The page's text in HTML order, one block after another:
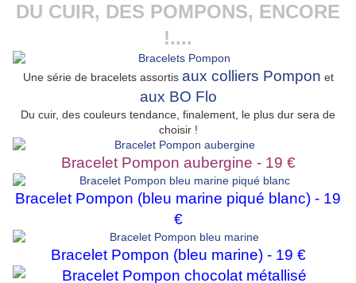
DU CUIR, DES POMPONS, ENCORE
!....
Une série de bracelets assortis aux colliers Pompon et
aux BO Flo
Du cuir, des couleurs tendance, finalement, le plus dur sera de
choisir !
Bracelet Pompon aubergine - 19 €
Bracelet Pompon (bleu marine piqué blanc) - 19
€
Bracelet Pompon (bleu marine) - 19 €